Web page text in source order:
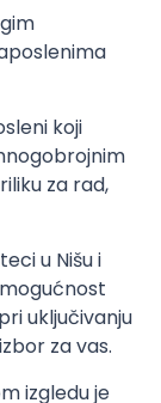
koji
za rad,
u Nišu i
uključivanju
za vas.
izgledu je